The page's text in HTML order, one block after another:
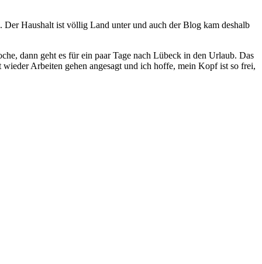
Der Haushalt ist völlig Land unter und auch der Blog kam deshalb
dann geht es für ein paar Tage nach Lübeck in den Urlaub. Das
Arbeiten gehen angesagt und ich hoffe, mein Kopf ist so frei,